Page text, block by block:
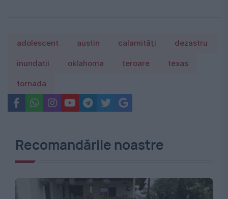
adolescent austin calamităţi dezastru
inundatii oklahoma teroare texas
tornada
Recomandările noastre